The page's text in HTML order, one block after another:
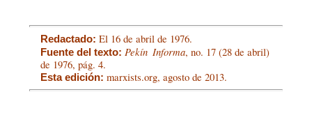
Redactado: El 16 de abril de 1976.
Fuente del texto: Pekín Informa, no. 17 (28 de abril)
de 1976, pág. 4.
Esta edición: marxists.org, agosto de 2013.